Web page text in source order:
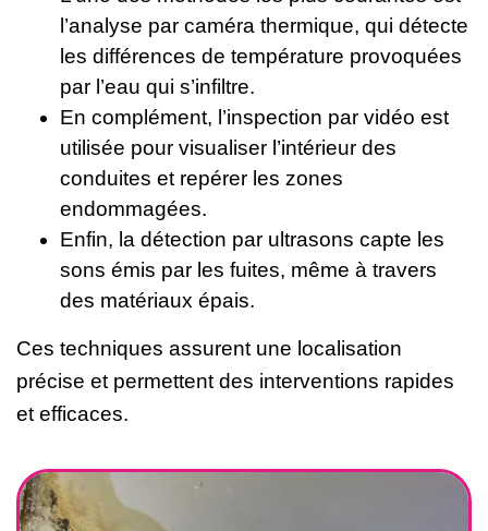
l’analyse par caméra thermique, qui détecte
les différences de température provoquées
par l’eau qui s’infiltre.
En complément, l’inspection par vidéo est
utilisée pour visualiser l’intérieur des
conduites et repérer les zones
endommagées.
Enfin, la détection par ultrasons capte les
sons émis par les fuites, même à travers
des matériaux épais.
Ces techniques assurent une localisation
précise et permettent des interventions rapides
et efficaces.